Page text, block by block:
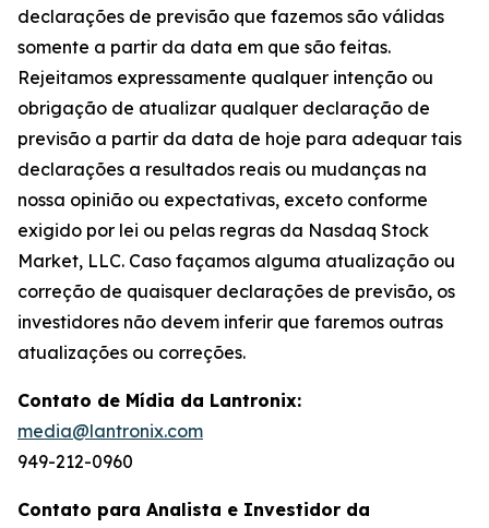
declarações de previsão que fazemos são válidas
somente a partir da data em que são feitas.
Rejeitamos expressamente qualquer intenção ou
obrigação de atualizar qualquer declaração de
previsão a partir da data de hoje para adequar tais
declarações a resultados reais ou mudanças na
nossa opinião ou expectativas, exceto conforme
exigido por lei ou pelas regras da Nasdaq Stock
Market, LLC. Caso façamos alguma atualização ou
correção de quaisquer declarações de previsão, os
investidores não devem inferir que faremos outras
atualizações ou correções.
Contato de Mídia da Lantronix:
media@lantronix.com
949-212-0960
Contato para Analista e Investidor da